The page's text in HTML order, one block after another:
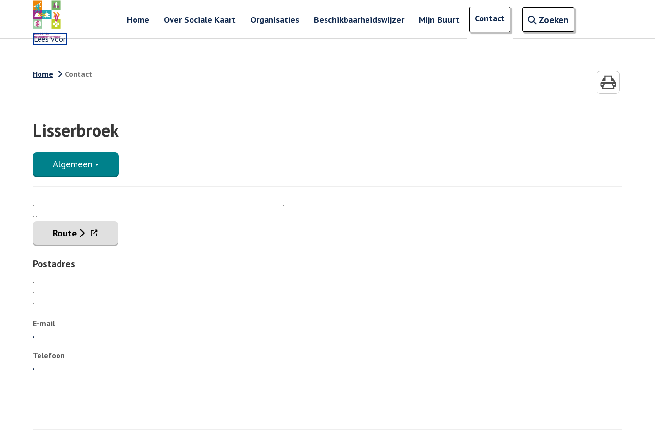
Home Over Sociale Kaart Organisaties Beschikbaarheidswijzer Mijn Buurt Contact ZoekenOpen zoekveld
Lees voor
Zoeken naar ingevoerde termen
Home Contact
Lisserbroek
Algemeen
.
. .
Route . Externe link
Postadres
.
.
.
E-mail
.
Telefoon
.
.